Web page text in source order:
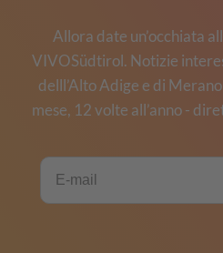
Allora date un’occhiata
VIVOSüdtirol. Notizie
delll’Alto Adige e di
mese, 12 volte all’anno -